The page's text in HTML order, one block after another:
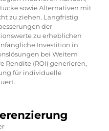
sowie Alternativen mit
zu ziehen. Langfristig
der
zu erheblichen
Investition in
bei Weitem
Rendite (ROI) generieren,
für individuelle